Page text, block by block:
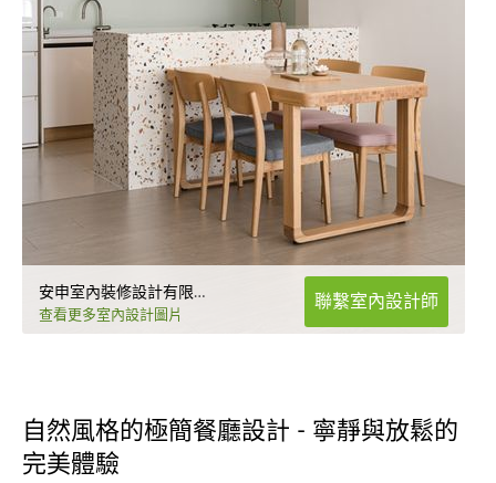
安申室內裝修設計有限公司
查看更多室內設計圖片
聯繫室內設計師
自然風格的極簡餐廳設計 - 寧靜與放鬆的
完美體驗